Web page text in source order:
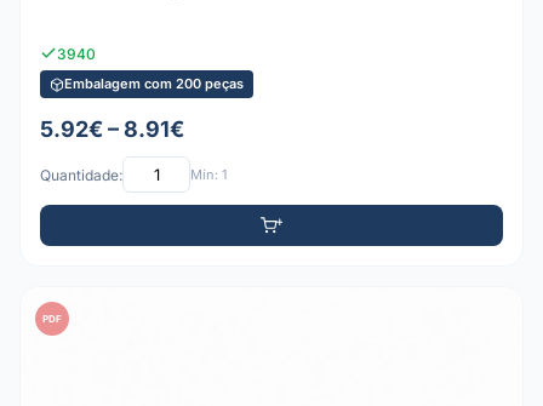
3940
Embalagem com 200 peças
5.92€ – 8.91€
Quantidade: Mín: 1
PDF